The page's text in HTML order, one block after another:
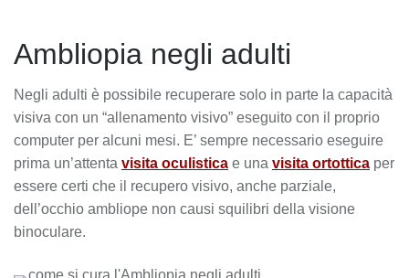
Ambliopia negli adulti
Negli adulti è possibile recuperare solo in parte la capacità
visiva con un “allenamento visivo” eseguito con il proprio
computer per alcuni mesi. E’ sempre necessario eseguire
prima un’attenta visita oculistica e una visita ortottica per
essere certi che il recupero visivo, anche parziale,
dell’occhio ambliope non causi squilibri della visione
binoculare.